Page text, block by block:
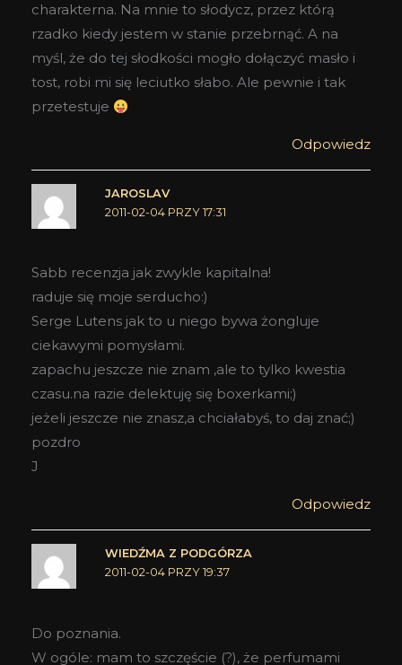
charakterna. Na mnie to słodycz, przez którą
rzadko kiedy jestem w stanie przebrnąć. A na
myśl, że do tej słodkości mogło dołączyć masło i
tost, robi mi się leciutko słabo. Ale pewnie i tak
przetestuje
Odpowiedz
JAROSLAV
2011-02-04 PRZY 17:31
Sabb recenzja jak zwykle kapitalna!
raduje się moje serducho:)
Serge Lutens jak to u niego bywa żongluje
ciekawymi pomysłami.
zapachu jeszcze nie znam ,ale to tylko kwestia
czasu.na razie delektuję się boxerkami;)
jeżeli jeszcze nie znasz,a chciałabyś, to daj znać;)
pozdro
J
Odpowiedz
WIEDŹMA Z PODGÓRZA
2011-02-04 PRZY 19:37
Do poznania.
W ogóle: mam to szczęście (?), że perfumami